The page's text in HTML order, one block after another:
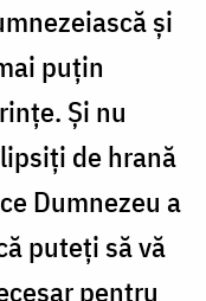
şi
puţin
Și nu
de hrană
Dumnezeu a
puteţi să vă
pentru